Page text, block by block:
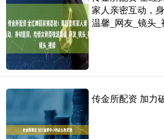
家人亲密互动，
温馨_网友_镜头_
传金所配资 加力